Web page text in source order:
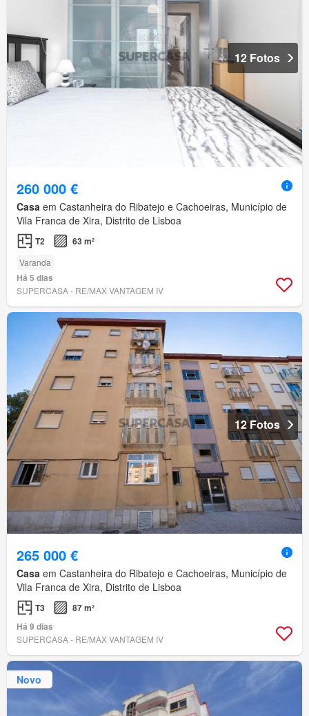
12 Fotos
260 000 €
Casa em Castanheira do Ribatejo e Cachoeiras, Município de
Vila Franca de Xira, Distrito de Lisboa
T2 63 m²
Varanda
Há 5 dias
SUPERCASA - RE/MAX VANTAGEM IV
12 Fotos
265 000 €
Casa em Castanheira do Ribatejo e Cachoeiras, Município de
Vila Franca de Xira, Distrito de Lisboa
T3
87 m²
Há 9 dias
SUPERCASA - RE/MAX VANTAGEM IV
Novo